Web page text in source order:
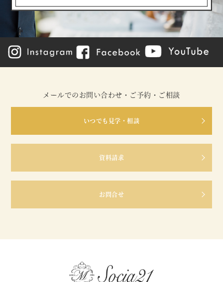
メールでのお問い合わせ・ご予約・ご相談
いつでも見学・相談
資料請求
お問合せ